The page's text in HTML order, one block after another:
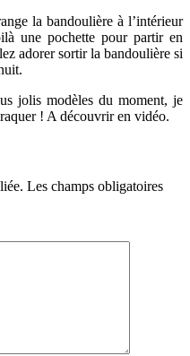
la bandoulière à l’intérieur
une pochette pour partir en
adorer sortir la bandoulière si
jolis modèles du moment, je
! A découvrir en vidéo.
Les champs obligatoires